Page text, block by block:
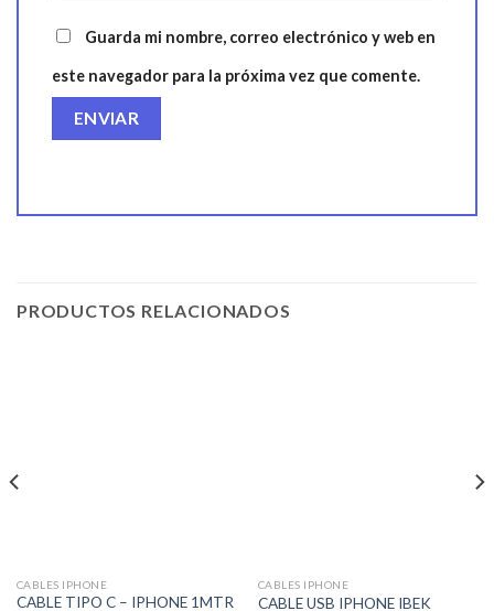
Guarda mi nombre, correo electrónico y web en
este navegador para la próxima vez que comente.
PRODUCTOS RELACIONADOS
CABLES IPHONE
CABLE TIPO C – IPHONE 1MTR
CABLES IPHONE
CABLE USB IPHONE IBEK